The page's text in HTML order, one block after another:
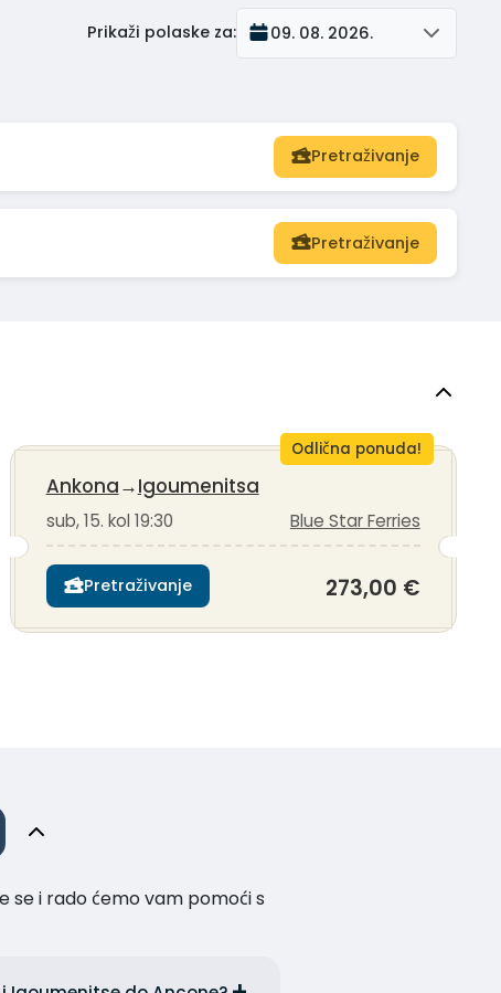
Prikaži polaske za: 09. 08. 2026.
Pretraživanje
Pretraživanje
Odlična ponuda!
Ankona→Igoumenitsa
sub, 15. kol 19:30 Blue Star Ferries
Pretraživanje 273,00 €
se i rado ćemo vam pomoći s